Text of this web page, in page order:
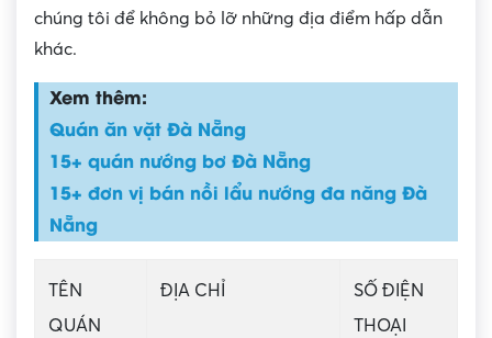
chúng tôi để không bỏ lỡ những địa điểm hấp dẫn
khác.
Xem thêm:
Quán ăn vặt Đà Nẵng
15+ quán nướng bơ Đà Nẵng
15+ đơn vị bán nồi lẩu nướng đa năng Đà
Nẵng
TÊN
QUÁN
ĐỊA CHỈ
SỐ ĐIỆN
THOẠI